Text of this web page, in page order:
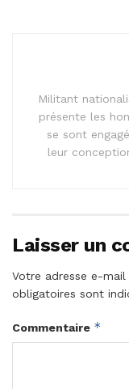
Militant
présente les
se sont
leur
Laisser un
Votre adresse e-
obligatoires sont
Commentaire *